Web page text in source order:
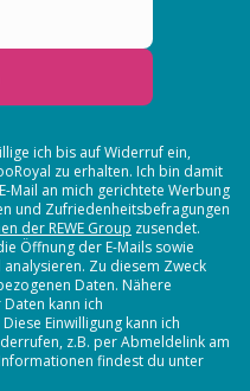
ich bis auf Widerruf ein,
zu erhalten. Ich bin damit
Mail an mich gerichtete Werbung
und Zufriedenheitsbefragungen
der REWE Group zusendet.
Öffnung der E-Mails sowie
Zu diesem Zweck
Daten. Nähere
kann ich
Einwilligung kann ich
z.B. per Abmeldelink am
findest du unter